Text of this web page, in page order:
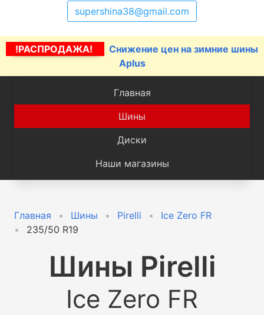
supershina38@gmail.com
!РАСПРОДАЖА!
Снижение цен на зимние шины
Aplus
Главная
Шины
Диски
Наши магазины
Главная Шины Pirelli
Ice Zero FR
235/50 R19
Шины Pirelli
Ice Zero FR